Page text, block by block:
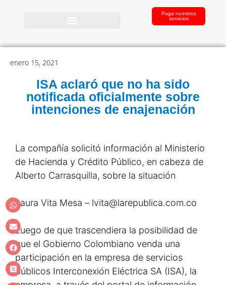
Paga nuestros
servicios
enero 15, 2021
ISA aclaró que no ha sido
notificada oficialmente sobre
intenciones de enajenación
La compañía solicitó información al Ministerio
de Hacienda y Crédito Público, en cabeza de
Alberto Carrasquilla, sobre la situación
Laura Vita Mesa – lvita@larepublica.com.co
Luego de que trascendiera la posibilidad de
que el Gobierno Colombiano venda una
participación en la empresa de servicios
públicos Interconexión Eléctrica SA (ISA), la